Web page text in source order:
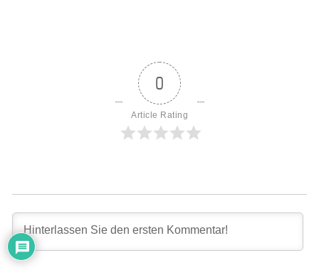
0
Article Rating